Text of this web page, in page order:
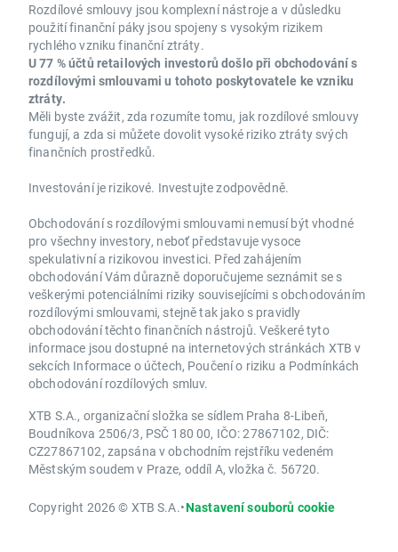
Rozdílové smlouvy jsou komplexní nástroje a v důsledku
použití finanční páky jsou spojeny s vysokým rizikem
rychlého vzniku finanční ztráty.
U 77 % účtů retailových investorů došlo při obchodování s
rozdílovými smlouvami u tohoto poskytovatele ke vzniku
ztráty.
Měli byste zvážit, zda rozumíte tomu, jak rozdílové smlouvy
fungují, a zda si můžete dovolit vysoké riziko ztráty svých
finančních prostředků.
Investování je rizikové. Investujte zodpovědně.
Obchodování s rozdílovými smlouvami nemusí být vhodné
pro všechny investory, neboť představuje vysoce
spekulativní a rizikovou investici. Před zahájením
obchodování Vám důrazně doporučujeme seznámit se s
veškerými potenciálními riziky souvisejícími s obchodováním
rozdílovými smlouvami, stejně tak jako s pravidly
obchodování těchto finančních nástrojů. Veškeré tyto
informace jsou dostupné na internetových stránkách XTB v
sekcích Informace o účtech, Poučení o riziku a Podmínkách
obchodování rozdílových smluv.
XTB S.A., organizační složka se sídlem Praha 8-Libeň,
Boudníkova 2506/3, PSČ 180 00, IČO: 27867102, DIČ:
CZ27867102, zapsána v obchodním rejstříku vedeném
Městským soudem v Praze, oddíl A, vložka č. 56720.
Copyright 2026 © XTB S.A.•Nastavení souborů cookie